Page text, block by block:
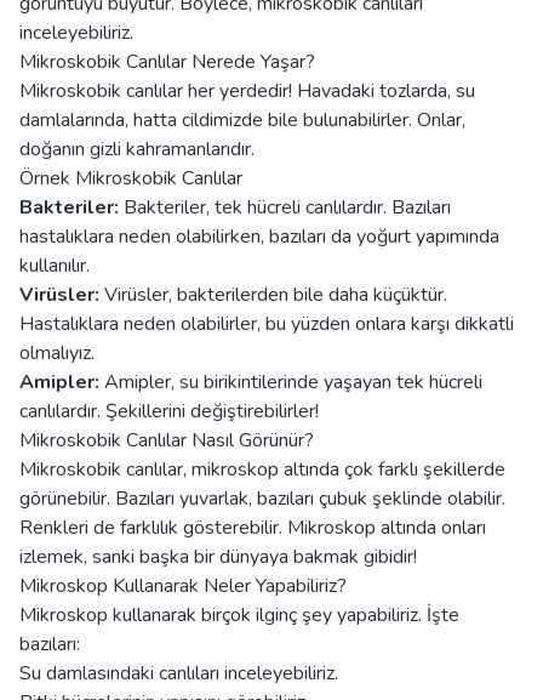
inceleyebiliriz.
Mikroskobik Canlılar Nerede Yaşar?
Mikroskobik canlılar her yerdedir! Havadaki tozlarda, su
damlalarında, hatta cildimizde bile bulunabilirler. Onlar,
doğanın gizli kahramanlarıdır.
Örnek Mikroskobik Canlılar
Bakteriler: Bakteriler, tek hücreli canlılardır. Bazıları
hastalıklara neden olabilirken, bazıları da yoğurt yapımında
kullanılır.
Virüsler: Virüsler, bakterilerden bile daha küçüktür.
Hastalıklara neden olabilirler, bu yüzden onlara karşı dikkatli
olmalıyız.
Amipler: Amipler, su birikintilerinde yaşayan tek hücreli
canlılardır. Şekillerini değiştirebilirler!
Mikroskobik Canlılar Nasıl Görünür?
Mikroskobik canlılar, mikroskop altında çok farklı şekillerde
görünebilir. Bazıları yuvarlak, bazıları çubuk şeklinde olabilir.
Renkleri de farklılık gösterebilir. Mikroskop altında onları
izlemek, sanki başka bir dünyaya bakmak gibidir!
Mikroskop Kullanarak Neler Yapabiliriz?
Mikroskop kullanarak birçok ilginç şey yapabiliriz. İşte
bazıları:
Su damlasındaki canlıları inceleyebiliriz.